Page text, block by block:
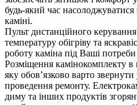
будь-який час
каміні.
Пульт дистанційного
температуру обігріву та
роботу каміна під Ваші потреби
Розміщення камінокомплекту
яку обов’язково варто
проведення ремонту.
диму та інших продуктів